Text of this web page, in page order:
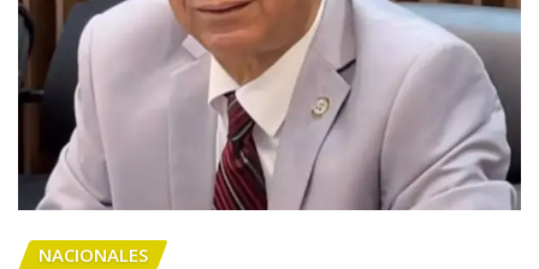
NACIONALES